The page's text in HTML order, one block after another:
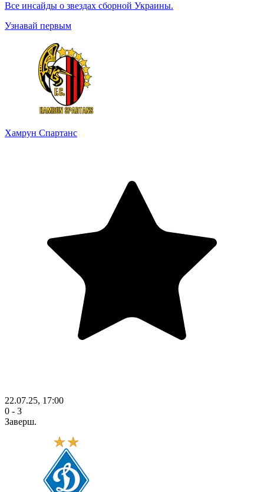
Все инсайды о звездах сборной Украины.
Узнавай первым
Хамрун Спартанс
22.07.25, 17:00
0 - 3
Заверш.